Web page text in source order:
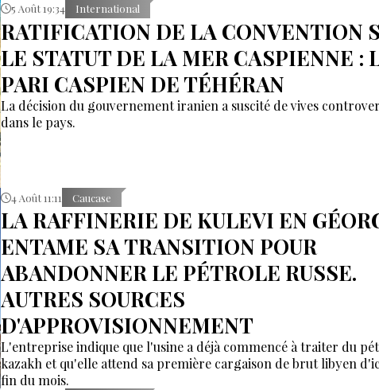
5 Août 19:34 International
RATIFICATION DE LA CONVENTION
LE STATUT DE LA MER CASPIENNE :
PARI CASPIEN DE TÉHÉRAN
La décision du gouvernement iranien a suscité de vives
dans le pays.
4 Août 11:11 Caucase
LA RAFFINERIE DE KULEVI EN
ENTAME SA TRANSITION POUR
ABANDONNER LE PÉTROLE RUSSE.
AUTRES SOURCES
D'APPROVISIONNEMENT
L'entreprise indique que l'usine a déjà commencé à traiter du
kazakh et qu'elle attend sa première cargaison de brut libyen
fin du mois.